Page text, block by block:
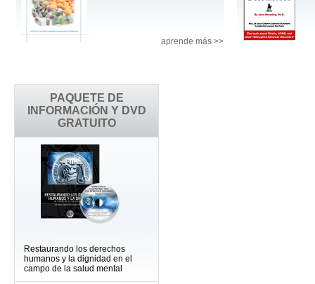
PAQUETE DE
INFORMACIÓN Y DVD
GRATUITO
Restaurando los derechos
humanos y la dignidad en el
campo de la salud mental
aprende más >>